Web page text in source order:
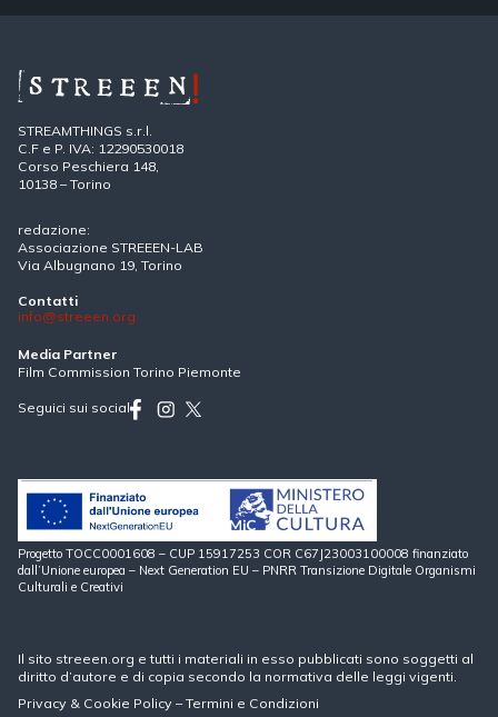
STREAMTHINGS s.r.l.
C.F e P. IVA: 12290530018
Corso Peschiera 148,
10138 – Torino
redazione:
Associazione STREEEN-LAB
Via Albugnano 19, Torino
Contatti
info@streeen.org
Media Partner
Film Commission Torino Piemonte
Seguici sui social
Progetto TOCC0001608 – CUP 15917253 COR C67J23003100008 finanziato
dall’Unione europea – Next Generation EU – PNRR Transizione Digitale Organismi
Culturali e Creativi
Il sito streeen.org e tutti i materiali in esso pubblicati sono soggetti al
diritto d’autore e di copia secondo la normativa delle leggi vigenti.
Privacy & Cookie Policy –Termini e Condizioni